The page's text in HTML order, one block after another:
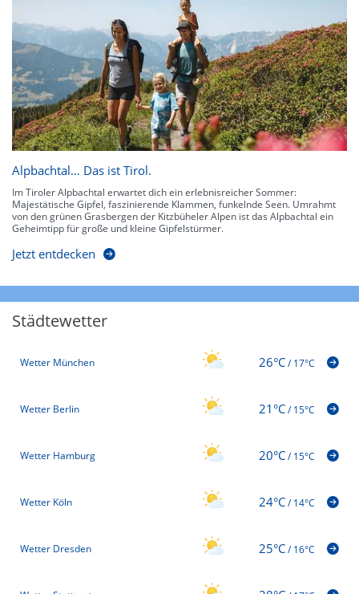
Alpbachtal… Das ist Tirol.
Im Tiroler Alpbachtal erwartet dich ein erlebnisreicher Sommer:
Majestätische Gipfel, faszinierende Klammen, funkelnde Seen. Umrahmt
von den grünen Grasbergen der Kitzbüheler Alpen ist das Alpbachtal ein
Geheimtipp für große und kleine Gipfelstürmer.
Jetzt entdecken
Städtewetter
Wetter München 26°C/17°C
Wetter Berlin 21°C/15°C
Wetter Hamburg 20°C/15°C
Wetter Köln 24°C/14°C
Wetter Dresden 25°C/16°C